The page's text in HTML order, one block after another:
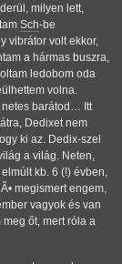
milyen lett,
Sch-be
vibrátor volt ekkor,
a hármas buszra,
ledobom oda
volna.
netes barátod… Itt
Dedixet nem
ki az. Dedix-szel
a világ. Neten,
kb. 6 (!) évben,
megismert engem,
vagyok és van
őt, mert róla a